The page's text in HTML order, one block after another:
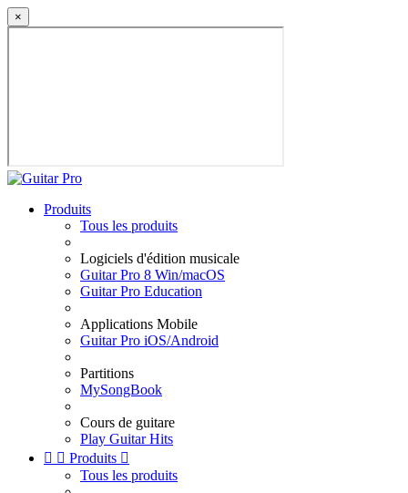
×
Produits
Tous les produits
Logiciels d'édition musicale
Guitar Pro 8 Win/macOS
Guitar Pro Education
Applications Mobile
Guitar Pro iOS/Android
Partitions
MySongBook
Cours de guitare
Play Guitar Hits
  Produits 
Tous les produits